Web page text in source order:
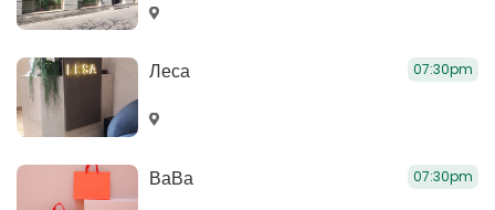
Леса 07:30pm
ВаВа 07:30pm